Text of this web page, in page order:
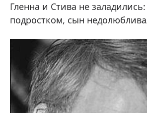
Гленна и Стива не
подростком, сын